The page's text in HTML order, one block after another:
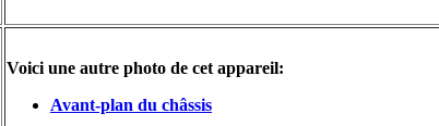
Voici une autre photo de cet appareil:
Avant-plan du châssis